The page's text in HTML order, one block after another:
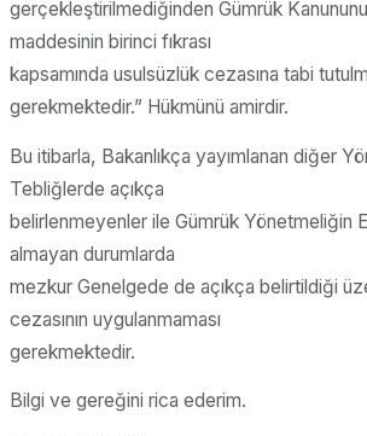
gerçekleştirilmediğinden Gümrük
maddesinin birinci fıkrası
kapsamında usulsüzlük cezasına tabi
gerekmektedir.” Hükmünü amirdir.
Bu itibarla, Bakanlıkça yayımlanan diğer
Tebliğlerde açıkça
belirlenmeyenler ile Gümrük Yönetmeliğin
almayan durumlarda
mezkur Genelgede de açıkça belirtildiği
cezasının uygulanmaması
gerekmektedir.
Bilgi ve gereğini rica ederim.